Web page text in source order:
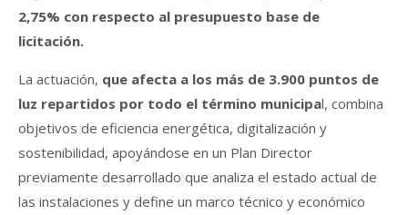
2,75% con respecto al presupuesto base de
licitación.
La actuación, que afecta a los más de 3.900 puntos de
luz repartidos por todo el término municipal, combina
objetivos de eficiencia energética, digitalización y
sostenibilidad, apoyándose en un Plan Director
previamente desarrollado que analiza el estado actual de
las instalaciones y define un marco técnico y económico